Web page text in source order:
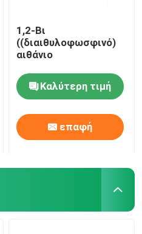
1,2-Βι
((διαιθυλοφωσφινό)
αιθάνιο
Καλύτερη τιμή
επαφή